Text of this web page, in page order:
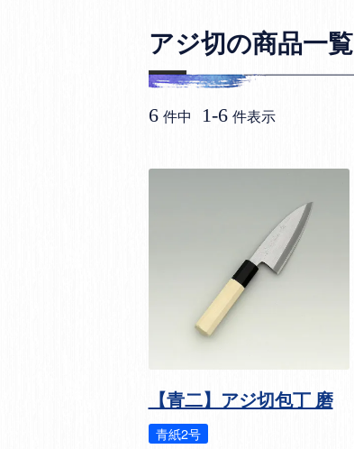
アジ切の商品一覧
6 件中 1-6 件表示
【青二】アジ切包丁 磨
青紙2号